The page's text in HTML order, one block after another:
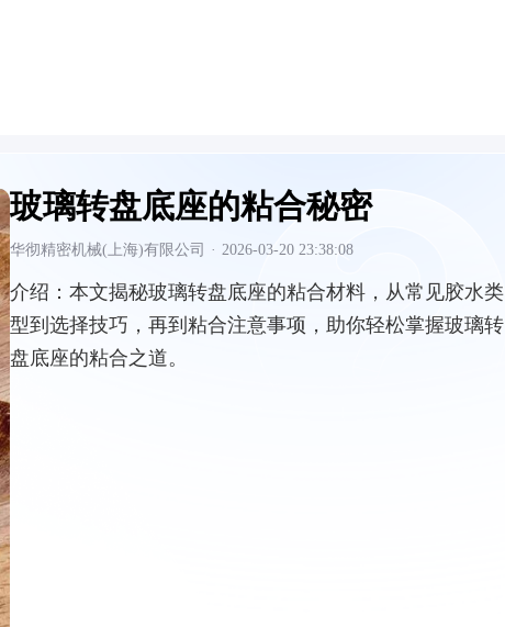
玻璃转盘底座的粘合秘密
华彻精密机械(上海)有限公司 · 2026-03-20 23:38:08
介绍： 本文揭秘玻璃转盘底座的粘合材料，从常见胶水类
型到选择技巧，再到粘合注意事项，助你轻松掌握玻璃转
盘底座的粘合之道。